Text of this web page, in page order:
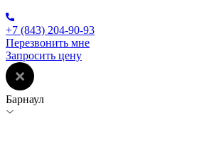
+7 (843) 204-90-93
Перезвонить мне
Запросить цену
Барнаул